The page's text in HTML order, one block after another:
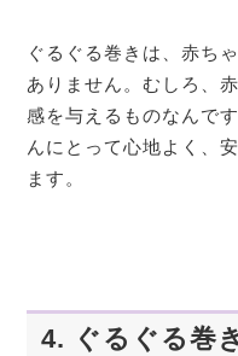
ぐるぐる巻きは、赤ち
ありません。むしろ、
感を与えるものなんで
んにとって心地よく、
ます。
4. ぐるぐる巻